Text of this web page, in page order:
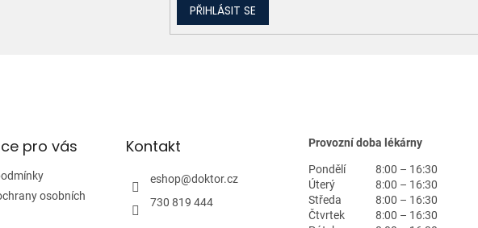
v
PŘIHLÁSIT SE
pro vás
osobních
Kontakt
eshop@doktor.cz
730 819 444
Provozní doba lékárny
Pondělí
8:00 – 16:30
Úterý
8:00 – 16:30
Středa
8:00 – 16:30
Čtvrtek
8:00 – 16:30